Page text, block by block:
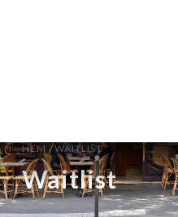
HEM /WAITLIST
Waitlist